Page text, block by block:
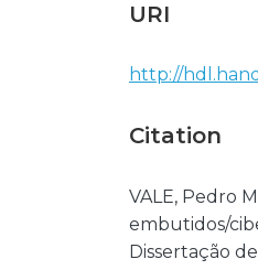
URI
http://
Citation
VALE, Pedro
embutidos/
Dissertação